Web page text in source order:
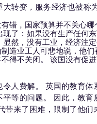
大转变，服务经济也被称
错，国家预算并不关心哪
现了：如果没有生产任何
显然，没有工业，经济注
造业工人可悲地说，他们
得不关闭。 该国没有促
令人费解。 英国的教育体
平等的问题。 因此，教育
带来了困难，限制了他们